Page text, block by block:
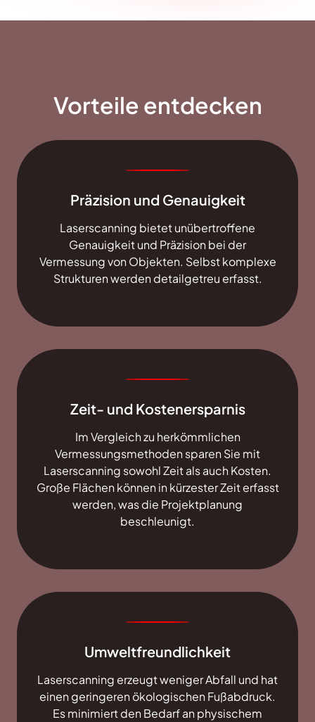
Vorteile entdecken
Präzision und Genauigkeit
Laserscanning bietet unübertroffene
Genauigkeit und Präzision bei der
Vermessung von Objekten. Selbst komplexe
Strukturen werden detailgetreu erfasst.
Zeit- und Kostenersparnis
Im Vergleich zu herkömmlichen
Vermessungsmethoden sparen Sie mit
Laserscanning sowohl Zeit als auch Kosten.
Große Flächen können in kürzester Zeit erfasst
werden, was die Projektplanung
beschleunigt.
Umweltfreundlichkeit
Laserscanning erzeugt weniger Abfall und hat
einen geringeren ökologischen Fußabdruck.
Es minimiert den Bedarf an physischem